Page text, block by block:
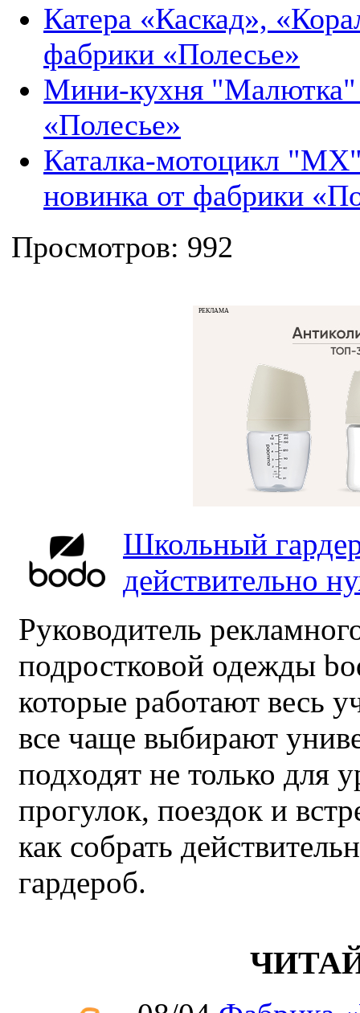
Катера «Каскад»,
фабрики «Полесье»
Мини-кухня
«Полесье»
Каталка-мотоцикл
новинка от фабрики
Просмотров: 992
РЕКЛАМА
Школьный
действительно
Руководитель
подростковой одежды
которые работают весь
все чаще выбирают
подходят не только для
прогулок, поездок и
как собрать
гардероб.